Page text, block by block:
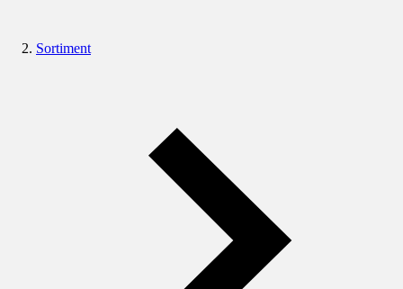
Sortiment